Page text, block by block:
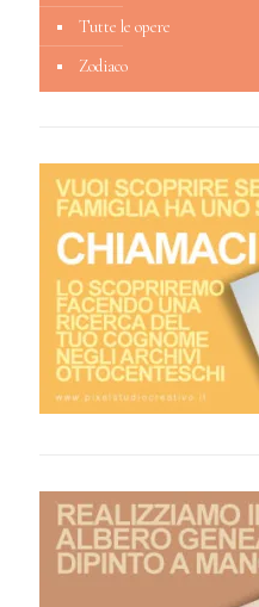
Tutte le opere
Zodiaco